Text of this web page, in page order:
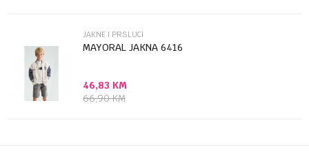
JAKNE I PRSLUCI
MAYORAL JAKNA 6416
46,83 KM
66,90KM